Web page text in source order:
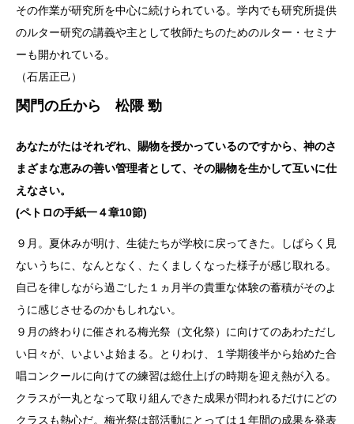
その作業が研究所を中心に続けられている。学内でも研究所提供
のルター研究の講義や主として牧師たちのためのルター・セミナ
ーも開かれている。
（石居正己）
関門の丘から 松隈 勁
あなたがたはそれぞれ、賜物を授かっているのですから、神のさ
まざまな恵みの善い管理者として、その賜物を生かして互いに仕
えなさい。
(ペトロの手紙一４章10節)
９月。夏休みが明け、生徒たちが学校に戻ってきた。しばらく見
ないうちに、なんとなく、たくましくなった様子が感じ取れる。
自己を律しながら過ごした１ヵ月半の貴重な体験の蓄積がそのよ
うに感じさせるのかもしれない。
９月の終わりに催される梅光祭（文化祭）に向けてのあわただし
い日々が、いよいよ始まる。とりわけ、１学期後半から始めた合
唱コンクールに向けての練習は総仕上げの時期を迎え熱が入る。
クラスが一丸となって取り組んできた成果が問われるだけにどの
クラスも熱心だ。梅光祭は部活動にとっては１年間の成果を発表